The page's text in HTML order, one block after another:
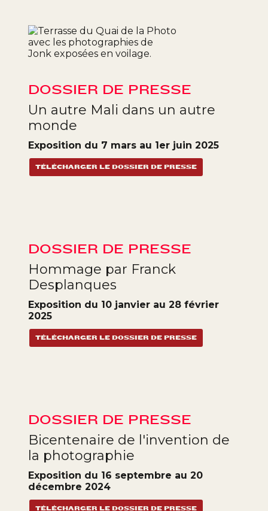
DOSSIER DE PRESSE
Un autre Mali dans un autre
monde
Exposition du 7 mars au 1er juin 2025
TÉLÉCHARGER LE DOSSIER DE PRESSE
DOSSIER DE PRESSE
Hommage par Franck
Desplanques
Exposition du 10 janvier au 28 février
2025
TÉLÉCHARGER LE DOSSIER DE PRESSE
DOSSIER DE PRESSE
Bicentenaire de l'invention de
la photographie
Exposition du 16 septembre au 20
décembre 2024
TÉLÉCHARGER LE DOSSIER DE PRESSE